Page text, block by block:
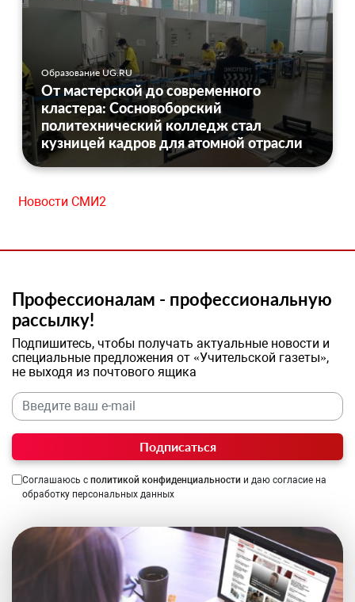
Образование UG.RU
От мастерской до современного
кластера: Сосновоборский
политехнический колледж стал
кузницей кадров для атомной отрасли
Новости СМИ2
Профессионалам - профессиональную
рассылку!
Подпишитесь, чтобы получать актуальные новости и
специальные предложения от «Учительской газеты»,
не выходя из почтового ящика
Подписаться
Соглашаюсь с политикой конфиденциальности и даю согласие на
обработку персональных данных